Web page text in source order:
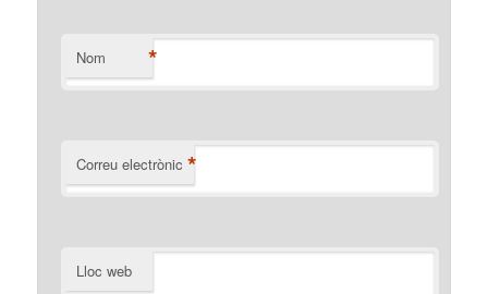
Nom *
Correu electrònic *
Lloc web